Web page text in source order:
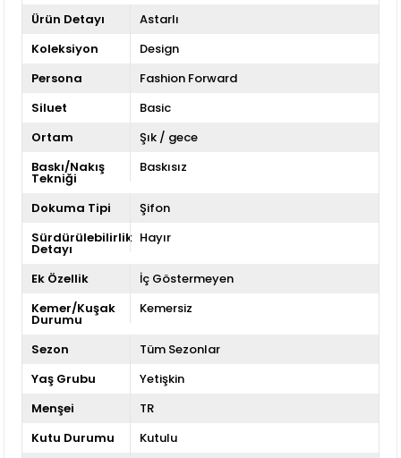
Ürün Detayı
Astarlı
Koleksiyon
Design
Persona
Fashion Forward
Siluet
Basic
Ortam
Şık / gece
Baskı/Nakış
Tekniği
Baskısız
Dokuma Tipi
Şifon
Sürdürülebilirlik
Detayı
Hayır
Ek Özellik
İç Göstermeyen
Kemer/Kuşak
Durumu
Kemersiz
Sezon
Tüm Sezonlar
Yaş Grubu
Yetişkin
Menşei
TR
Kutu Durumu
Kutulu